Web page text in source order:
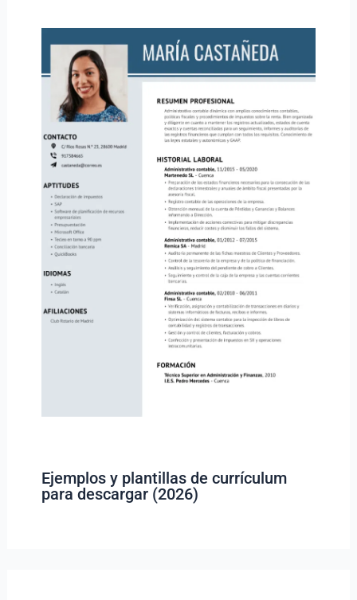
Ejemplos y plantillas de currículum
para descargar (2026)